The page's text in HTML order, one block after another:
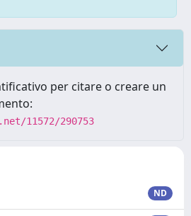
per citare o creare un
11572/290753
ND